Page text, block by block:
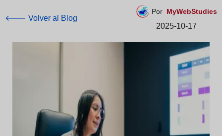
🡐 Volver al Blog
Por MyWebStudies
2025-10-17